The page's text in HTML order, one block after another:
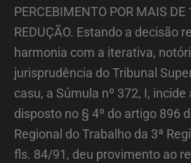
PERCEBIMENTO POR MAIS DE
REDUÇÃO. Estando a decisão
harmonia com a iterativa,
jurisprudência do Tribunal
casu, a Súmula nº 372, I,
disposto no § 4º do artigo 896
Regional do Trabalho da 3ª
fls. 84/91, deu provimento ao